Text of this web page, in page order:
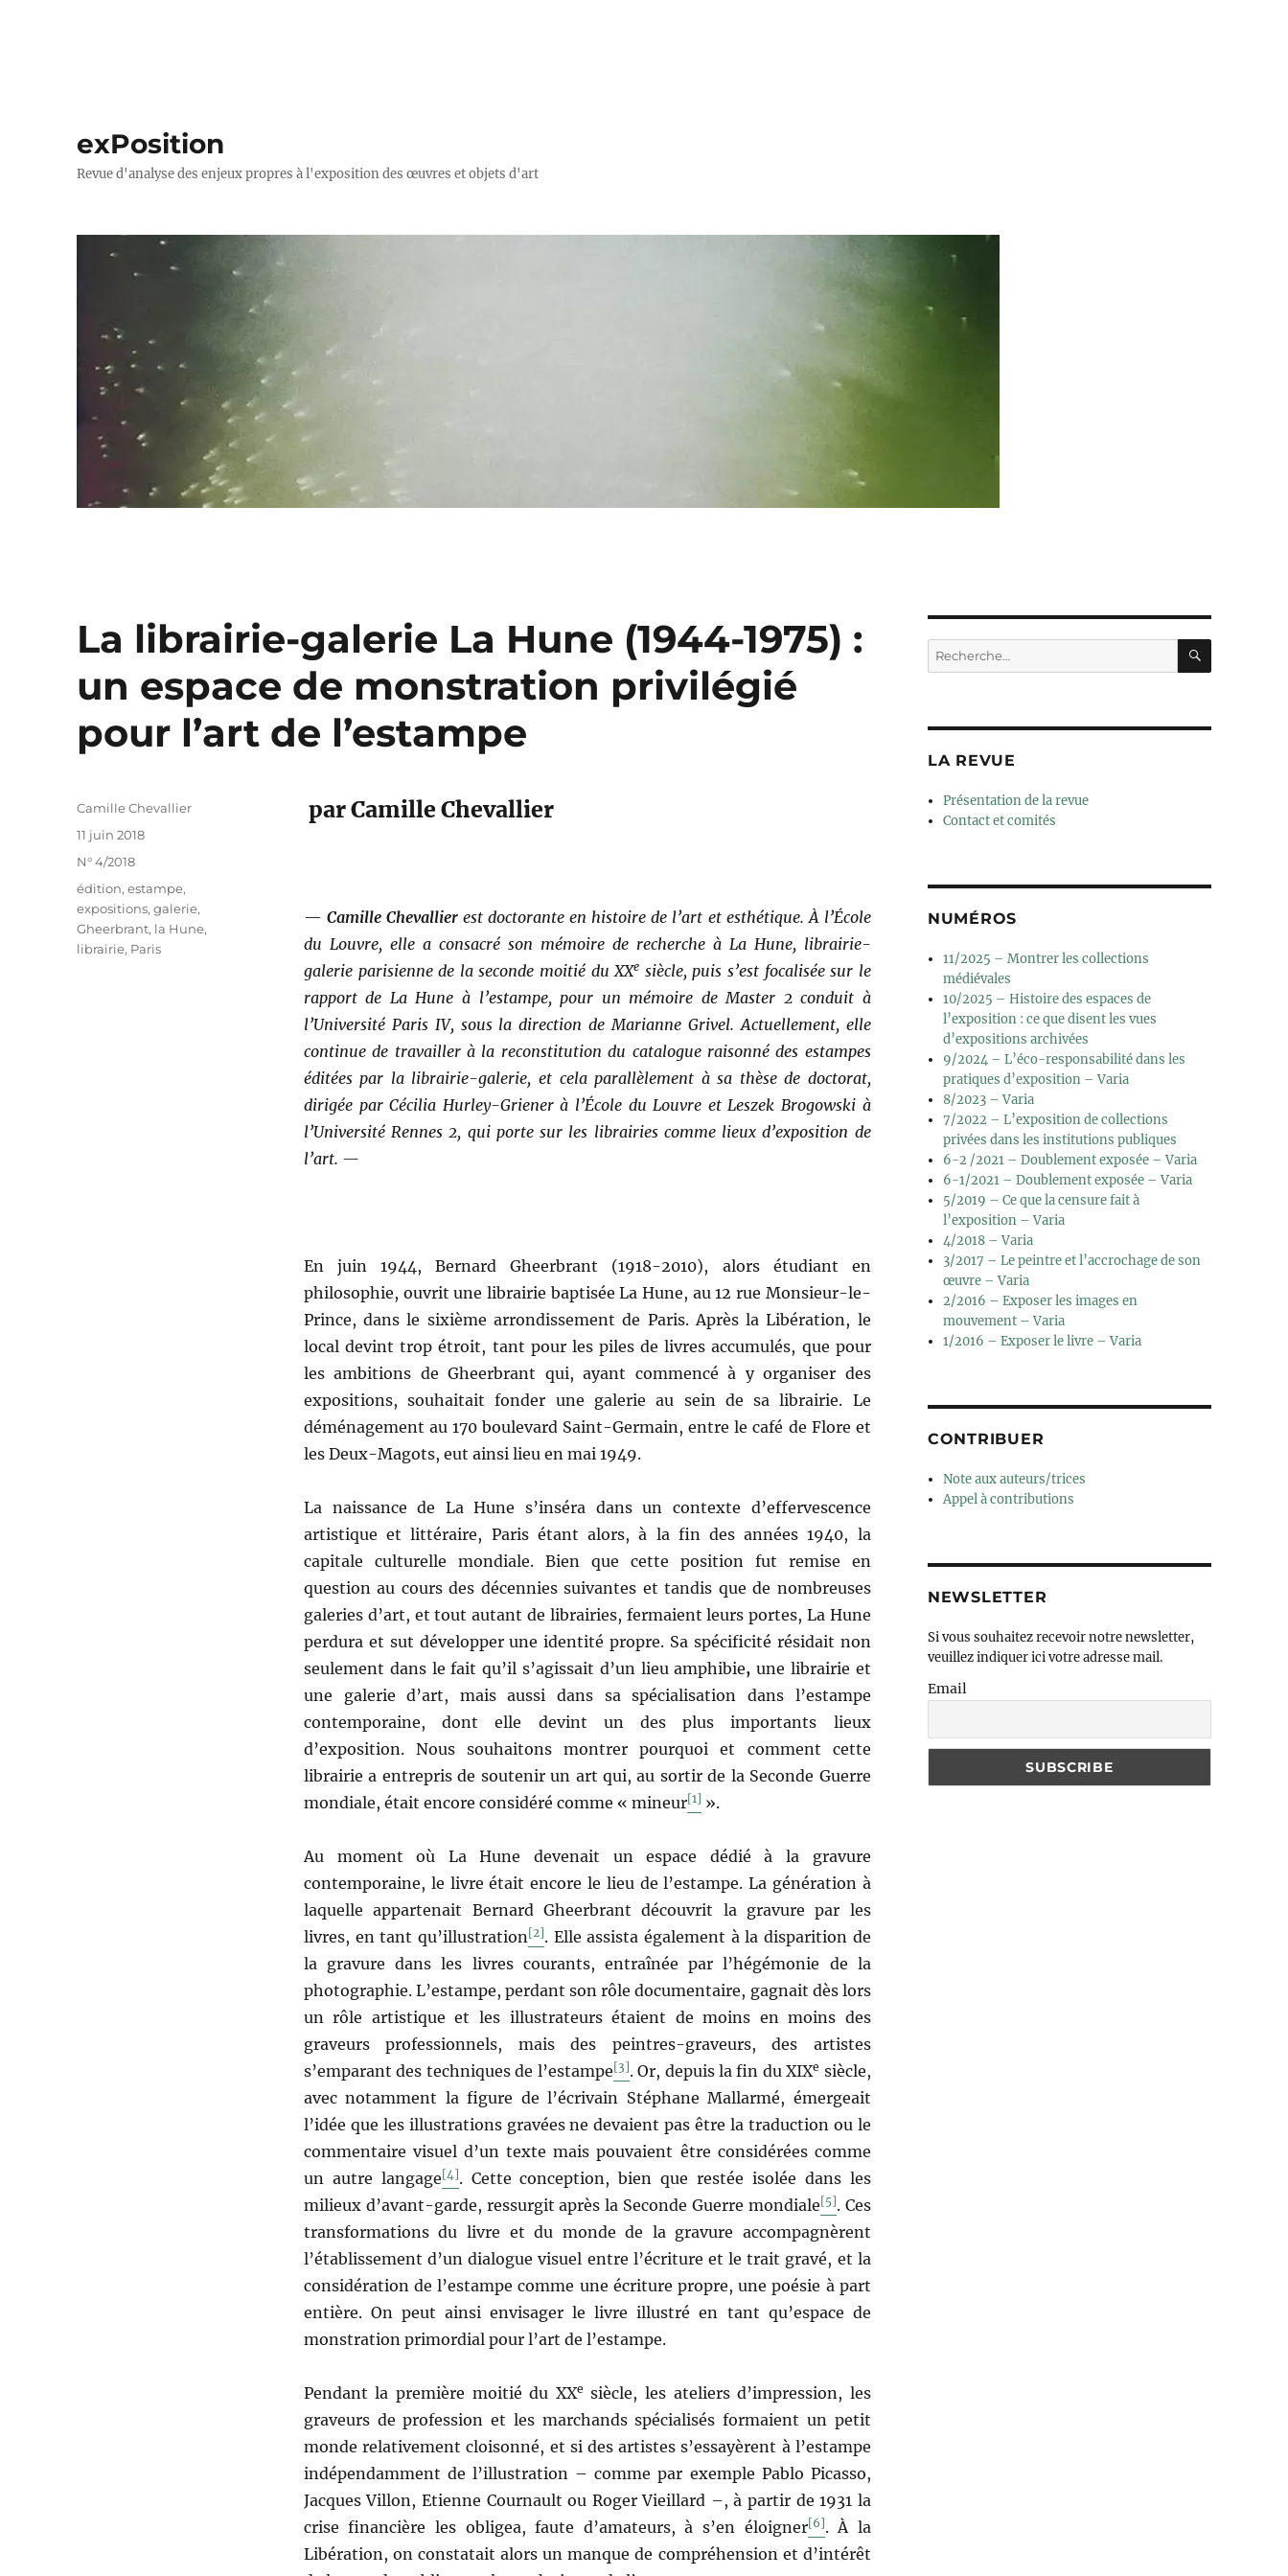
exPosition
Revue d'analyse des enjeux propres à l'exposition des œuvres et objets d'art
La librairie-galerie La Hune (1944-1975) :
un espace de monstration privilégié
pour l’art de l’estampe
par Camille Chevallier
— Camille Chevallierest doctorante en histoire de l’art et esthétique. À l’École
du Louvre, elle a consacré son mémoire de recherche à La Hune, librairie-
galerie parisienne de la seconde moitié du XXe siècle, puis s’est focalisée sur le
rapport de La Hune à l’estampe, pour un mémoire de Master 2 conduit à
l’Université Paris IV, sous la direction de Marianne Grivel. Actuellement, elle
continue de travailler à la reconstitution du catalogue raisonné des estampes
éditées par la librairie-galerie, et cela parallèlement à sa thèse de doctorat,
dirigée par Cécilia Hurley-Griener à l’École du Louvre et Leszek Brogowski à
l’Université Rennes 2, qui porte sur les librairies comme lieux d’exposition de
l’art. —
En juin 1944, Bernard Gheerbrant (1918-2010), alors étudiant en
philosophie, ouvrit une librairie baptisée La Hune, au 12 rue Monsieur-le-
Prince, dans le sixième arrondissement de Paris. Après la Libération, le
local devint trop étroit, tant pour les piles de livres accumulés, que pour
les ambitions de Gheerbrant qui, ayant commencé à y organiser des
expositions, souhaitait fonder une galerie au sein de sa librairie. Le
déménagement au 170 boulevard Saint-Germain, entre le café de Flore et
les Deux-Magots, eut ainsi lieu en mai 1949.
La naissance de La Hune s’inséra dans un contexte d’effervescence
artistique et littéraire, Paris étant alors, à la fin des années 1940, la
capitale culturelle mondiale. Bien que cette position fut remise en
question au cours des décennies suivantes et tandis que de nombreuses
galeries d’art, et tout autant de librairies, fermaient leurs portes, La Hune
perdura et sut développer une identité propre. Sa spécificité résidait non
seulement dans le fait qu’il s’agissait d’un lieu amphibie,une librairie et
une galerie d’art, mais aussi dans sa spécialisation dans l’estampe
contemporaine, dont elle devint un des plus importants lieux
d’exposition. Nous souhaitons montrer pourquoi et comment cette
librairie a entrepris de soutenir un art qui, au sortir de la Seconde Guerre
mondiale, était encore considéré comme « mineur[1] ».
Au moment où La Hune devenait un espace dédié à la gravure
contemporaine, le livre était encore le lieu de l’estampe. La génération à
laquelle appartenait Bernard Gheerbrant découvrit la gravure par les
livres, en tant qu’illustration [2]. Elle assista également à la disparition de
la gravure dans les livres courants, entraînée par l’hégémonie de la
photographie. L’estampe, perdant son rôle documentaire, gagnait dès lors
un rôle artistique et les illustrateurs étaient de moins en moins des
graveurs professionnels, mais des peintres-graveurs, des artistes
s’emparant des techniques de l’estampe[3]. Or, depuis la fin du XIXe siècle,
avec notamment la figure de l’écrivain Stéphane Mallarmé, émergeait
l’idée que les illustrations gravées ne devaient pas être la traduction ou le
commentaire visuel d’un texte mais pouvaient être considérées comme
un autre langage[4]. Cette conception, bien que restée isolée dans les
milieux d’avant-garde, ressurgit après la Seconde Guerre mondiale[5]. Ces
transformations du livre et du monde de la gravure accompagnèrent
l’établissement d’un dialogue visuel entre l’écriture et le trait gravé, et la
considération de l’estampe comme une écriture propre, une poésie à part
entière. On peut ainsi envisager le livre illustré en tant qu’espace de
monstration primordial pour l’art de l’estampe.
Pendant la première moitié du XXe siècle, les ateliers d’impression, les
graveurs de profession et les marchands spécialisés formaient un petit
monde relativement cloisonné, et si des artistes s’essayèrent à l’estampe
indépendamment de l’illustration – comme par exemple Pablo Picasso,
Jacques Villon, Etienne Cournault ou Roger Vieillard –, à partir de 1931 la
crise financière les obligea, faute d’amateurs, à s’en éloigner[6]. À la
Libération, on constatait alors un manque de compréhension et d’intérêt
Auteur
Camille Chevallier
Publié
11 juin 2018
Catégories
N° 4/2018
Étiquettes
édition,estampe,
expositions,galerie,
Gheerbrant, la Hune,
librairie, Paris
Recherche
pour :
LA REVUE
Présentation de la revue
Contact et comités
NUMÉROS
11/2025 – Montrer les collections
médiévales
10/2025 – Histoire des espaces de
l’exposition : ce que disent les vues
d’expositions archivées
9/2024 – L’éco-responsabilité dans les
pratiques d’exposition – Varia
8/2023 – Varia
7/2022 – L’exposition de collections
privées dans les institutions publiques
6-2 /2021 – Doublement exposée – Varia
6-1/2021 – Doublement exposée – Varia
5/2019 – Ce que la censure fait à
l’exposition – Varia
4/2018 – Varia
3/2017 – Le peintre et l’accrochage de son
œuvre – Varia
2/2016 – Exposer les images en
mouvement – Varia
1/2016 – Exposer le livre – Varia
CONTRIBUER
Note aux auteurs/trices
Appel à contributions
NEWSLETTER
Si vous souhaitez recevoir notre newsletter,
veuillez indiquer ici votre adresse mail.
Email